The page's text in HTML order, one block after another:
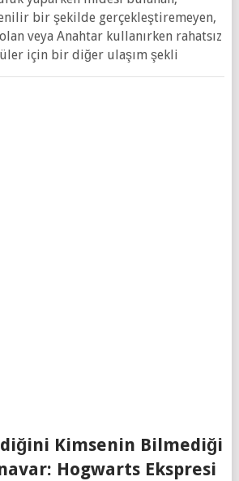
bir şekilde gerçekleştiremeyen,
veya Anahtar kullanırken rahatsız
için bir diğer ulaşım şekli
Kimsenin Bilmediği
Hogwarts Ekspresi